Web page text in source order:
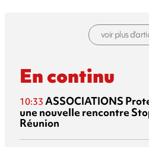
voir plus
En continu
10:33 ASSOCIATIONS
une nouvelle rencontre
Réunion